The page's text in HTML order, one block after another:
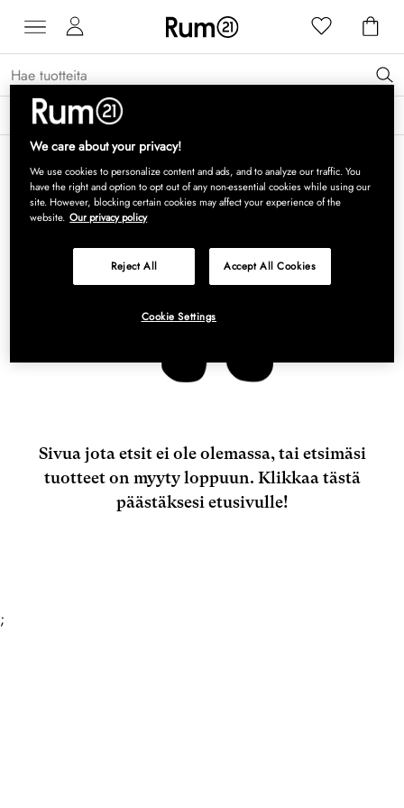
Saat 15 % alennusta Grythyttan Stålmöbler -tuotteista* →
Sivua jota etsit ei ole olemassa, tai etsimäsi
tuotteet on myyty loppuun. Klikkaa tästä
päästäksesi etusivulle!
;
We care about your privacy!
We use cookies to personalize content and ads, and to analyze our traffic. You
have the right and option to opt out of any non-essential cookies while using our
site. However, blocking certain cookies may affect your experience of the
website. Our privacy policy
Reject All Accept All Cookies
Cookie Settings